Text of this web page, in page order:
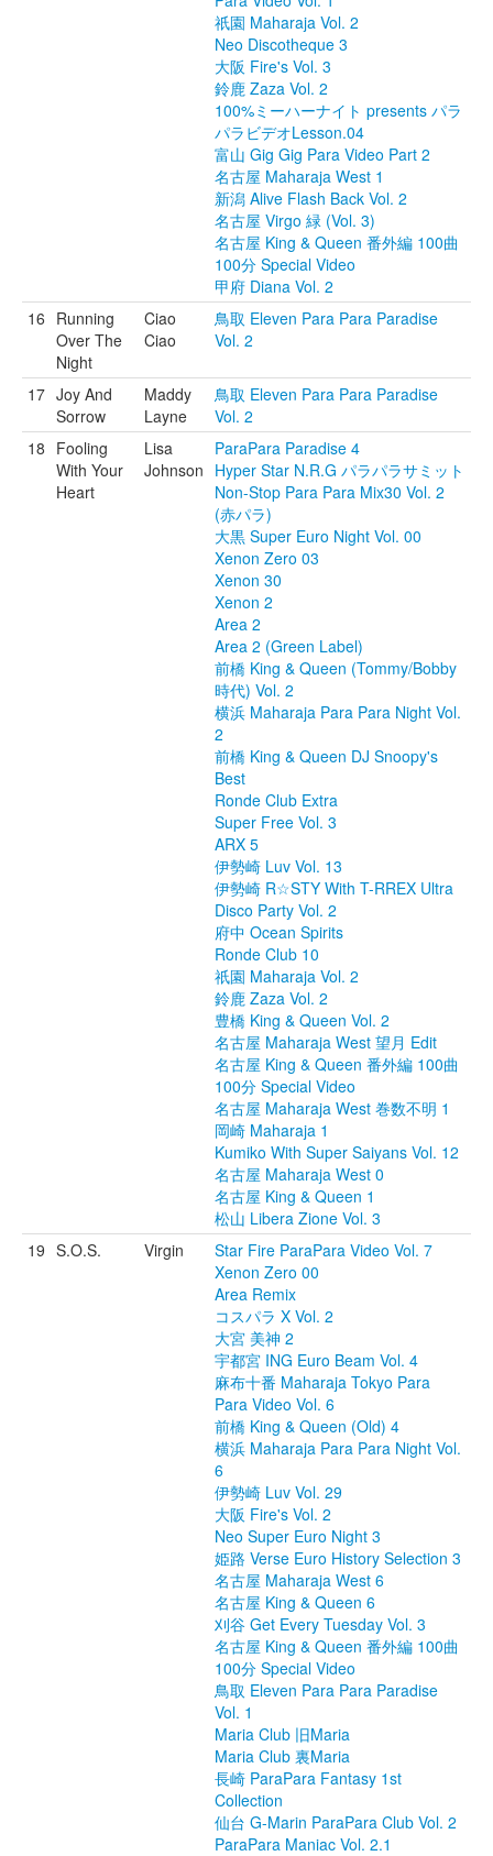
祇園 Maharaja Vol. 2
Neo Discotheque 3
大阪 Fire's Vol. 3
鈴鹿 Zaza Vol. 2
100%ミーハーナイト presents パラ
パラビデオLesson.04
富山 Gig Gig Para Video Part 2
名古屋 Maharaja West 1
新潟 Alive Flash Back Vol. 2
名古屋 Virgo 緑 (Vol. 3)
名古屋 King & Queen 番外編 100曲
100分 Special Video
甲府 Diana Vol. 2
16 Running
Over The
Night
Ciao
Ciao
鳥取 Eleven Para Para Paradise
Vol. 2
17 Joy And
Sorrow
Maddy
Layne
鳥取 Eleven Para Para Paradise
Vol. 2
18 Fooling
With Your
Heart
Lisa
Johnson
ParaPara Paradise 4
Hyper Star N.R.G パラパラサミット
Non-Stop Para Para Mix30 Vol. 2
(赤パラ)
大黒 Super Euro Night Vol. 00
Xenon Zero 03
Xenon 30
Xenon 2
Area 2
Area 2 (Green Label)
前橋 King & Queen (Tommy/Bobby
時代) Vol. 2
横浜 Maharaja Para Para Night Vol.
2
前橋 King & Queen DJ Snoopy's
Best
Ronde Club Extra
Super Free Vol. 3
ARX 5
伊勢崎 Luv Vol. 13
伊勢崎 R☆STY With T-RREX Ultra
Disco Party Vol. 2
府中 Ocean Spirits
Ronde Club 10
祇園 Maharaja Vol. 2
鈴鹿 Zaza Vol. 2
豊橋 King & Queen Vol. 2
名古屋 Maharaja West 望月 Edit
名古屋 King & Queen 番外編 100曲
100分 Special Video
名古屋 Maharaja West 巻数不明 1
岡崎 Maharaja 1
Kumiko With Super Saiyans Vol. 12
名古屋 Maharaja West 0
名古屋 King & Queen 1
松山 Libera Zione Vol. 3
19 S.O.S. Virgin
Star Fire ParaPara Video Vol. 7
Xenon Zero 00
Area Remix
コスパラ X Vol. 2
大宮 美神 2
宇都宮 ING Euro Beam Vol. 4
麻布十番 Maharaja Tokyo Para
Para Video Vol. 6
前橋 King & Queen (Old) 4
横浜 Maharaja Para Para Night Vol.
6
伊勢崎 Luv Vol. 29
大阪 Fire's Vol. 2
Neo Super Euro Night 3
姫路 Verse Euro History Selection 3
名古屋 Maharaja West 6
名古屋 King & Queen 6
刈谷 Get Every Tuesday Vol. 3
名古屋 King & Queen 番外編 100曲
100分 Special Video
鳥取 Eleven Para Para Paradise
Vol. 1
Maria Club 旧Maria
Maria Club 裏Maria
長崎 ParaPara Fantasy 1st
Collection
仙台 G-Marin ParaPara Club Vol. 2
ParaPara Maniac Vol. 2.1